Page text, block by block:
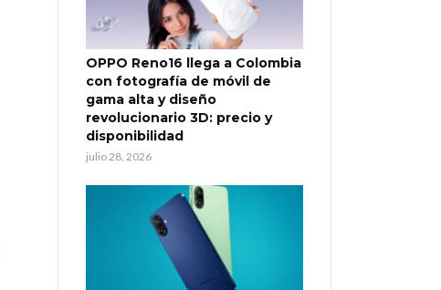
OPPO Reno16 llega a Colombia
con fotografía de móvil de
gama alta y diseño
revolucionario 3D: precio y
disponibilidad
julio 28, 2026